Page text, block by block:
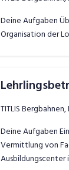
Deine Aufgaben
Organisation der
TITLIS
Deine Aufgaben
Vermittlung von